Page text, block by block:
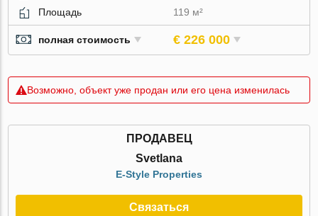
Площадь
119 м²
полная стоимость € 226 000
Возможно, объект уже продан или его цена изменилась
ПРОДАВЕЦ
Svetlana
E-Style Properties
Связаться